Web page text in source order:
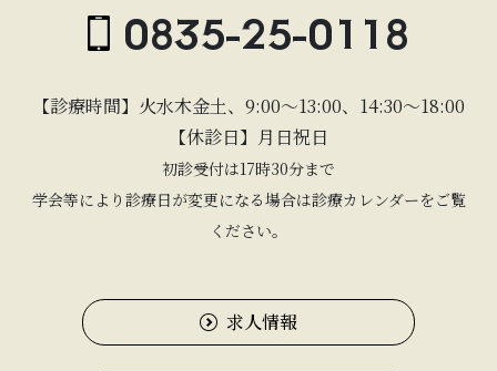
0835-25-0118
【診療時間】火水木金土、9:00〜13:00、14:30〜18:00
【休診日】月日祝日
初診受付は17時30分まで
学会等により診療日が変更になる場合は診療カレンダーをご覧
ください。
求人情報